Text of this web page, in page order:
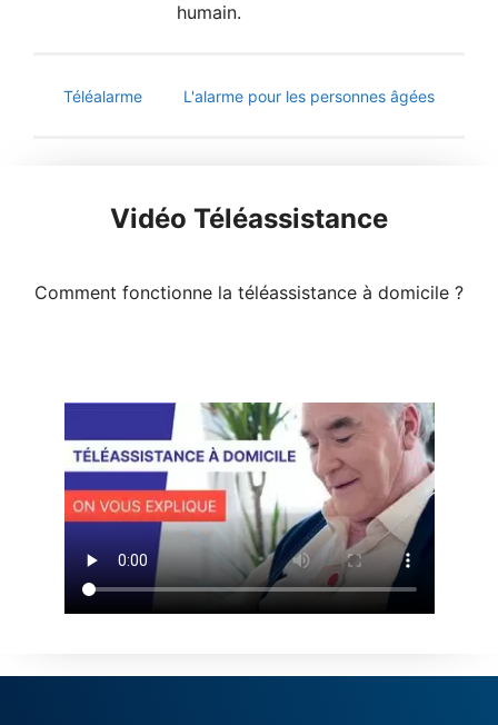
humain.
Téléalarme L'alarme pour les personnes âgées
Vidéo Téléassistance
Comment fonctionne la téléassistance à domicile ?